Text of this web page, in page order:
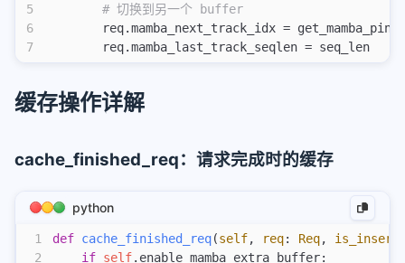
5
6
7
        # 切换到另一个 buffer
req.mamba_next_track_idx =
        req.mamba_last_track_seqlen = seq_len
缓存操作详解
cache_finished_req：请求完成时的缓存
python
1
2
def cache_finished_req(self, req: Req, is_insert
    if
self.enable_mamba_extra_buffer: